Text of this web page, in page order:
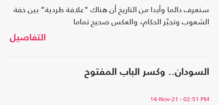
سنعرف دائما وأبدا من التاريخ أن هناك "علاقة طردية" بين خفة
الشعوب وتجبّر الحكام، والعكس صحيح تماما
التفاصيل
السودان.. وكسر الباب المفتوح
14-Nov-21 - 02:51 PM